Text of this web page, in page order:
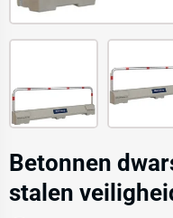
Betonnen
stalen